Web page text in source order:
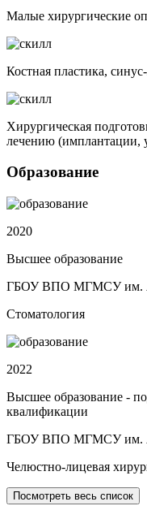
Малые хирургические
Костная пластика,
Хирургическая
лечению (имплантации,
Образование
2020
Высшее образование
ГБОУ ВПО МГМСУ им.
Стоматология
2022
Высшее образование -
квалификации
ГБОУ ВПО МГМСУ им.
Челюстно-лицевая
Посмотреть весь список